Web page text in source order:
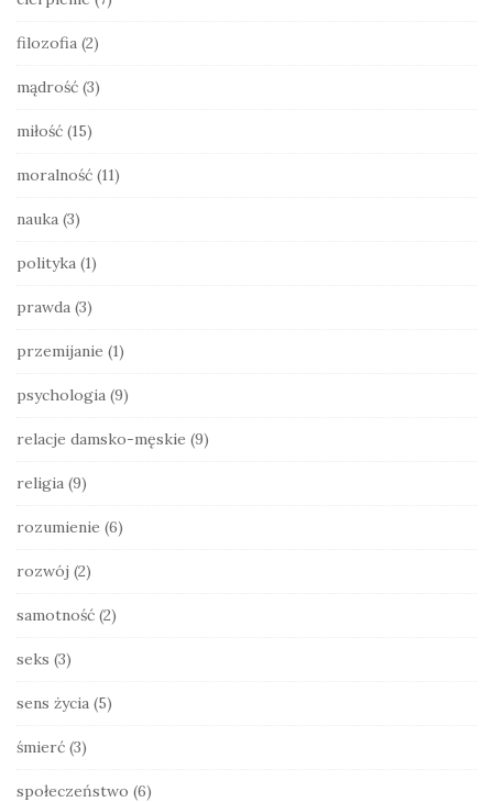
b
a
filozofia (2)
mądrość (3)
miłość (15)
moralność (11)
nauka (3)
polityka (1)
prawda (3)
przemijanie (1)
psychologia (9)
relacje damsko-męskie (9)
religia (9)
rozumienie (6)
rozwój (2)
samotność (2)
seks (3)
sens życia (5)
śmierć (3)
społeczeństwo (6)